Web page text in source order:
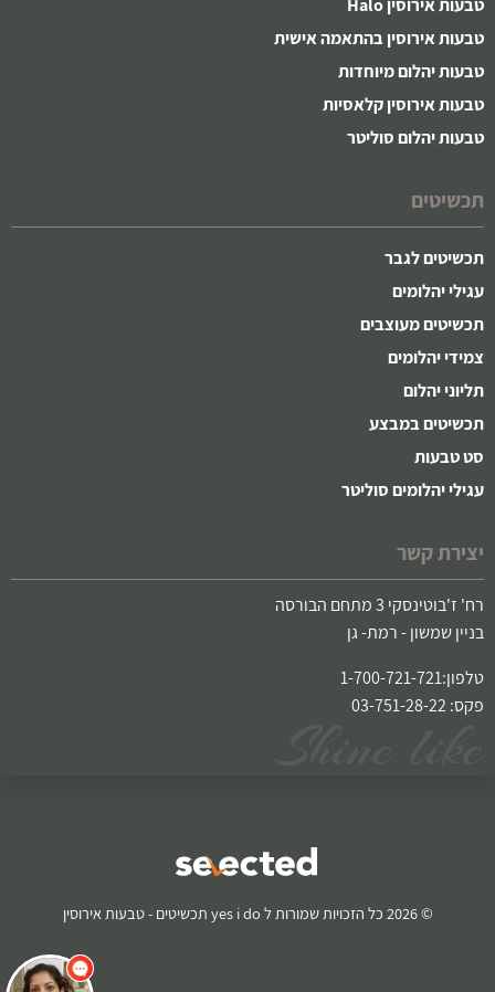
טבעות אירוסין Halo
טבעות אירוסין בהתאמה אישית
טבעות יהלום מיוחדות
טבעות אירוסין קלאסיות
טבעות יהלום סוליטר
תכשיטים
תכשיטים לגבר
עגילי יהלומים
תכשיטים מעוצבים
צמידי יהלומים
תליוני יהלום
תכשיטים במבצע
סט טבעות
עגילי יהלומים סוליטר
יצירת קשר
רח' ז'בוטינסקי 3 מתחם הבורסה
בניין שמשון - רמת- גן
טלפון:1-700-721-721
פקס: 03-751-28-22
© 2026 כל הזכויות שמורות ל yes i do תכשיטים - טבעות אירוסין